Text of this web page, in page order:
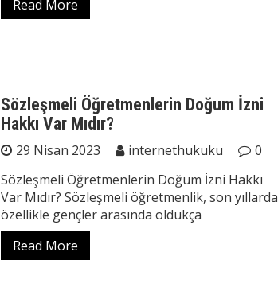
Read More
Sözleşmeli Öğretmenlerin Doğum İzni
Hakkı Var Mıdır?
29 Nisan 2023 internethukuku
0
Sözleşmeli Öğretmenlerin Doğum İzni Hakkı
Var Mıdır? Sözleşmeli öğretmenlik, son yıllarda
özellikle gençler arasında oldukça
Read More